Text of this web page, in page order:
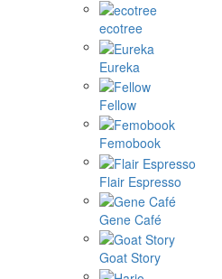
ecotree
Eureka
Fellow
Femobook
Flair Espresso
Gene Café
Goat Story